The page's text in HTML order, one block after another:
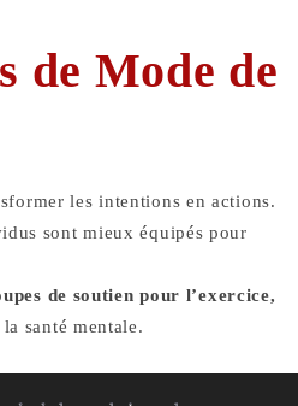
de Mode de
les intentions en actions.
sont mieux équipés pour
de soutien pour l’exercice,
santé mentale.